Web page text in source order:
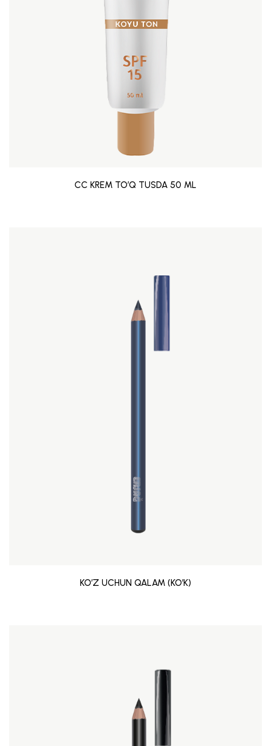
CC KREM TO’Q TUSDA 50 ML
KO’Z UCHUN QALAM (KO’K)